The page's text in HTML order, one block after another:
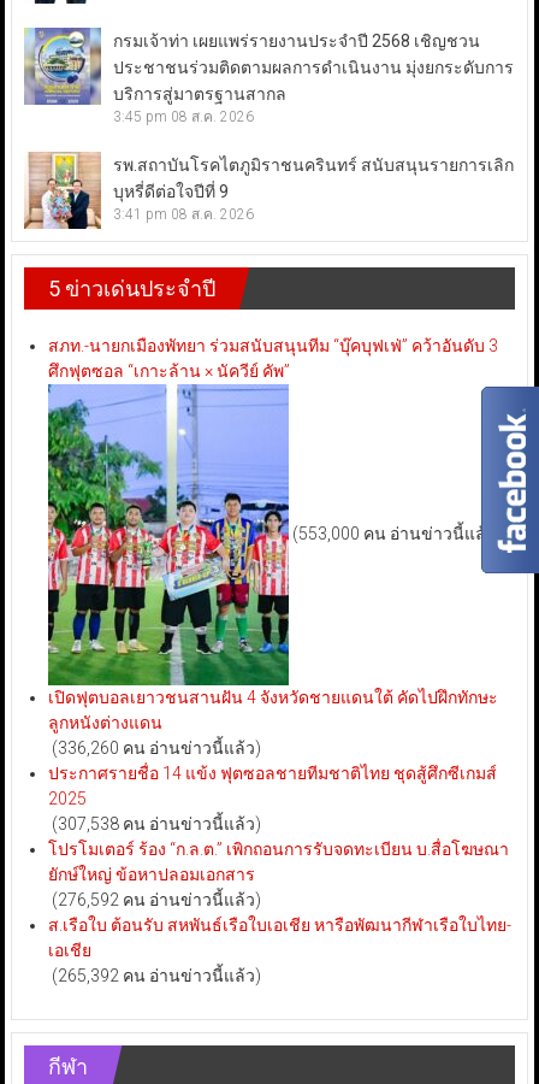
กรมเจ้าท่า เผยแพร่รายงานประจำปี 2568 เชิญชวน
ประชาชนร่วมติดตามผลการดำเนินงาน มุ่งยกระดับการ
บริการสู่มาตรฐานสากล
3:45 pm 08 ส.ค. 2026
รพ.สถาบันโรคไตภูมิราชนครินทร์ สนับสนุนรายการเลิก
บุหรี่ดีต่อใจปีที่ 9
3:41 pm 08 ส.ค. 2026
5 ข่าวเด่นประจำปี
สภท.-นายกเมืองพัทยา ร่วมสนับสนุนทีม “บุ๊คบุฟเฟ่” คว้าอันดับ 3
ศึกฟุตซอล “เกาะล้าน × นัควีย์ คัพ”
(553,000 คน อ่านข่าวนี้แล้ว)
เปิดฟุตบอลเยาวชนสานฝัน 4 จังหวัดชายแดนใต้ คัดไปฝึกทักษะ
ลูกหนังต่างแดน
(336,260 คน อ่านข่าวนี้แล้ว)
ประกาศรายชื่อ 14 แข้ง ฟุตซอลชายทีมชาติไทย ชุดสู้ศึกซีเกมส์
2025
(307,538 คน อ่านข่าวนี้แล้ว)
โปรโมเตอร์ ร้อง “ก.ล.ต.” เพิกถอนการรับจดทะเบียน บ.สื่อโฆษณา
ยักษ์ใหญ่ ข้อหาปลอมเอกสาร
(276,592 คน อ่านข่าวนี้แล้ว)
ส.เรือใบ ต้อนรับ สหพันธ์เรือใบเอเชีย หารือพัฒนากีฬาเรือใบไทย-
เอเชีย
(265,392 คน อ่านข่าวนี้แล้ว)
กีฬา